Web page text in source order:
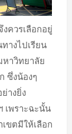
ควรเลือกอยู่
างไปเรียน
าวิทยาลัย
ซึ่งน้องๆ
างยิ่ง
เพราะฉะนั้น
ขตมีให้เลือก